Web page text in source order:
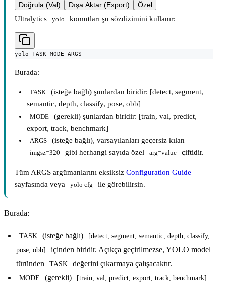
Doğrula (Val)
Dışa Aktar (Export)
Özel
Ultralytics
yolo komutları şu sözdizimini kullanır:
yolo TASK MODE ARGS
Burada:
TASK
(isteğe bağlı) şunlardan biridir: [detect, segment,
semantic, depth, classify, pose, obb]
MODE
(gerekli) şunlardan biridir: [train, val, predict,
export, track, benchmark]
ARGS (isteğe bağlı), varsayılanları geçersiz kılan
imgsz=320 gibi herhangi sayıda özel arg=value çiftidir.
Tüm ARGS argümanlarını eksiksiz Configuration Guide
sayfasında veya
yolo cfg ile görebilirsin.
Burada:
TASK (isteğe bağlı)
[detect, segment, semantic, depth, classify,
pose, obb]
içinden biridir. Açıkça geçirilmezse, YOLO model
türünden
TASK değerini çıkarmaya çalışacaktır.
MODE (gerekli) [train, val, predict, export, track, benchmark]